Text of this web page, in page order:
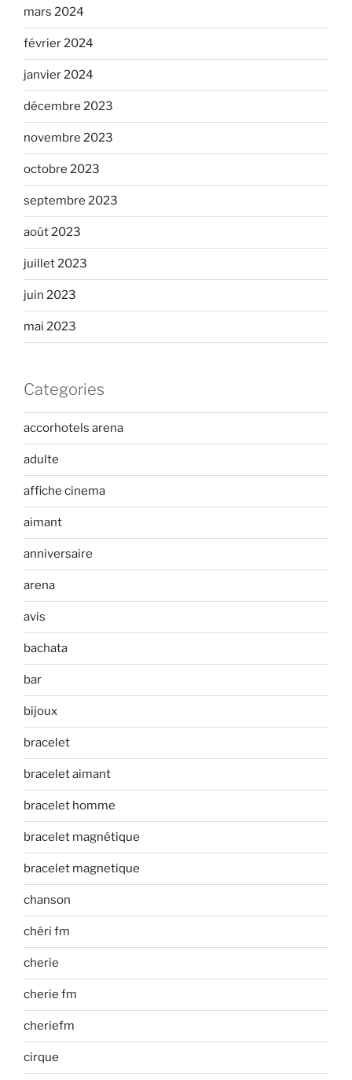
mars 2024
février 2024
janvier 2024
décembre 2023
novembre 2023
octobre 2023
septembre 2023
août 2023
juillet 2023
juin 2023
mai 2023
Categories
accorhotels arena
adulte
affiche cinema
aimant
anniversaire
arena
avis
bachata
bar
bijoux
bracelet
bracelet aimant
bracelet homme
bracelet magnétique
bracelet magnetique
chanson
chéri fm
cherie
cherie fm
cheriefm
cirque